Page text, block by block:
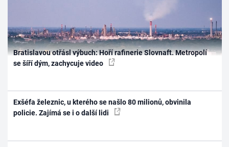
Bratislavou otřásl výbuch: Hoří rafinerie Slovnaft. Metropolí
se šíří dým, zachycuje video
Exšéfa železnic, u kterého se našlo 80 milionů, obvinila
policie. Zajímá se i o další lidi